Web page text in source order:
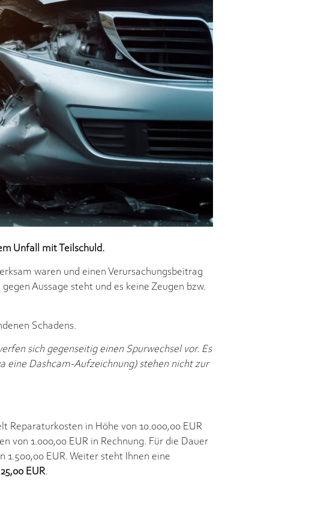
Unfall mit Teilschuld.
waren und einen Verursachungsbeitrag
Aussage steht und es keine Zeugen bzw.
Schadens.
sich gegenseitig einen Spurwechsel vor. Es
eine Dashcam-Aufzeichnung) stehen nicht zur
in Höhe von 10.000,00 EUR
von 1.000,00 EUR in Rechnung. Für die Dauer
EUR. Weiter steht Ihnen eine
EUR.